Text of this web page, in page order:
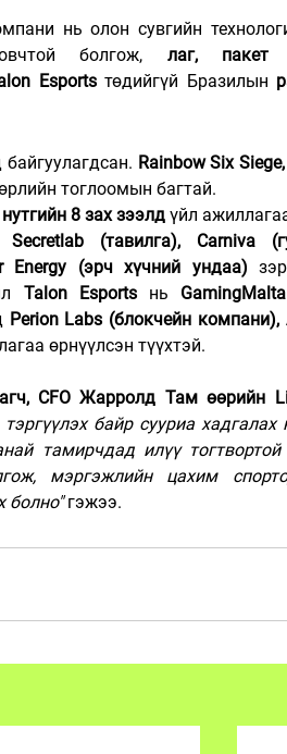
нь олон сувгийн
болгож, лаг, пакет
Esports төдийгүй Бразилын
Rainbow Six
тоглоомын багтай.
8 зах зээлд үйл
(тавилга), Carniva
Energy (эрч хүчний ундаа)
Talon Esports нь GamingMalta
Perion Labs (блокчейн компани),
өрнүүлсэн түүхтэй.
байр сууриа хадгалах
тамирчдад илүү тогтвортой
мэргэжлийн цахим
болно" гэжээ.